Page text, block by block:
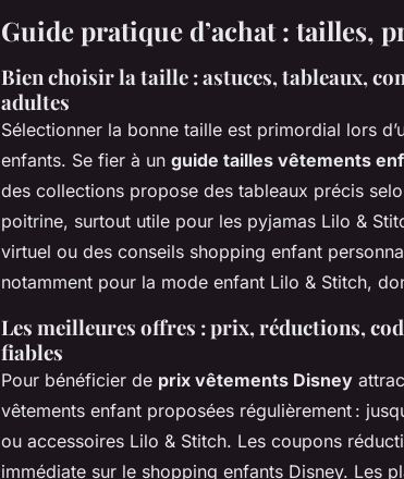
Guide pratique d’achat : tailles,
Bien choisir la taille : astuces, tableaux,
adultes
Sélectionner la bonne taille est primordial lors
enfants. Se fier à un guide tailles vêtements
des collections propose des tableaux précis
poitrine, surtout utile pour les pyjamas Lilo &
virtuel ou des conseils shopping enfant
notamment pour la mode enfant Lilo & Stitch,
Les meilleures offres : prix, réductions,
fiables
Pour bénéficier de prix vêtements Disney
vêtements enfant proposées régulièrement :
ou accessoires Lilo & Stitch. Les coupons
immédiate sur le shopping enfants Disney. Les